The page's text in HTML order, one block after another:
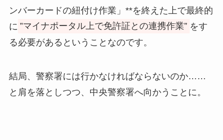
ンバーカードの紐付け作業」**を終えた上で最終的
に ”マイナポータル上で免許証との連携作業” をす
る必要があるということなのです。
結局、警察署には行かなければならないのか……
と肩を落としつつ、中央警察署へ向かうことに。